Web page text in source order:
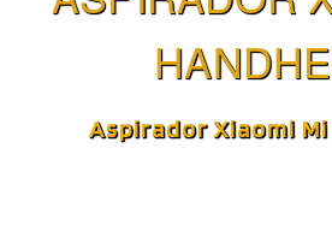
Aspirador Xiaomi